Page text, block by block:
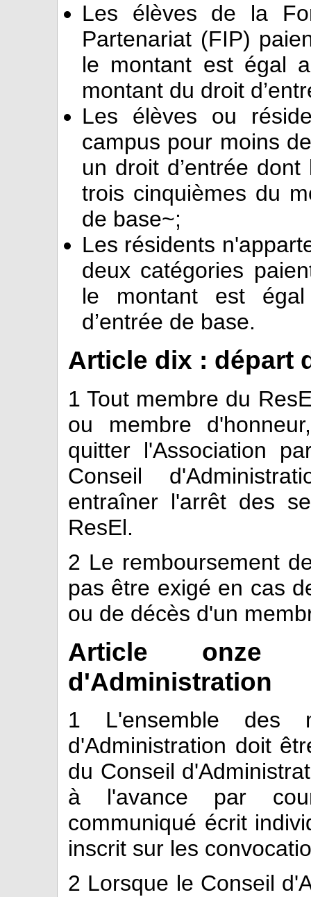
Les élèves de la
Partenariat (FIP)
le montant est égal
montant du droit
Les élèves ou
campus pour moins
un droit d’entrée
trois cinquièmes du
de base~;
Les résidents
deux catégories
le montant est
d’entrée de base.
Article dix : départ
1 Tout membre du
ou membre
quitter l'Association
Conseil
entraîner l'arrêt des
ResEl.
2 Le remboursement
pas être exigé en cas
ou de décès d'un
Article
d'Administration
1 L'ensemble des
d'Administration doit
du Conseil
à l'avance par
communiqué écrit
inscrit sur les
2 Lorsque le Conseil